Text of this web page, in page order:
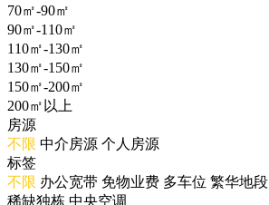
70㎡-90㎡
90㎡-110㎡
110㎡-130㎡
130㎡-150㎡
150㎡-200㎡
200㎡以上
房源
不限 中介房源 个人房源
标签
不限 办公宽带 免物业费 多车位 繁华地段
稀缺独栋 中央空调